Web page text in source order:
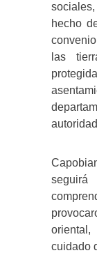
hecho
las
cuidado